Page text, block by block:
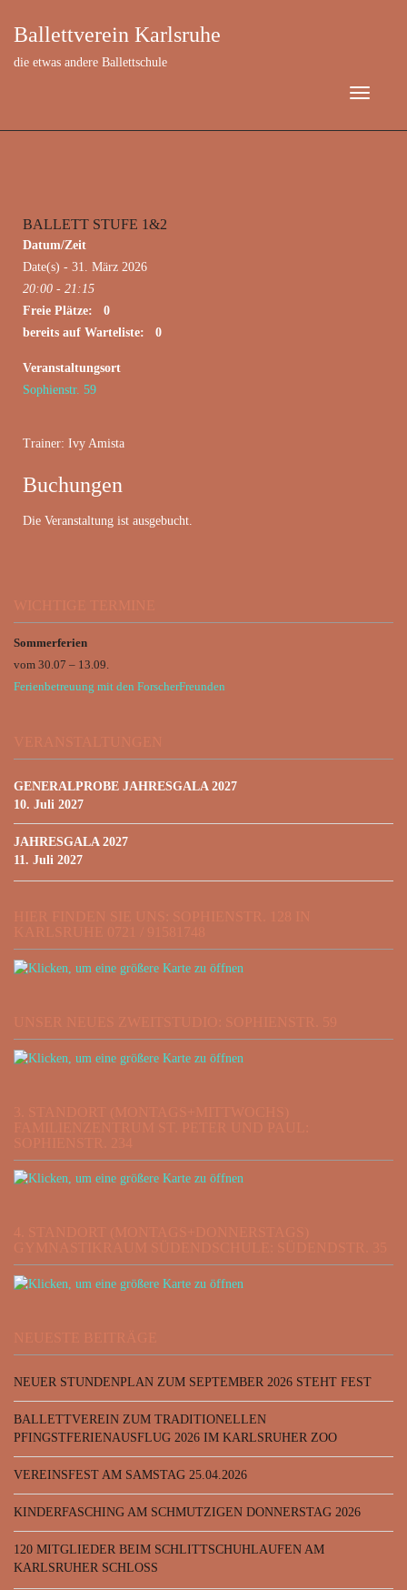
Ballettverein Karlsruhe
die etwas andere Ballettschule
März 31, 2026
BALLETT STUFE 1&2
Datum/Zeit
Date(s) - 31. März 2026
20:00 - 21:15
Freie Plätze: 0
bereits auf Warteliste: 0
Veranstaltungsort
Sophienstr. 59
Trainer: Ivy Amista
Buchungen
Die Veranstaltung ist ausgebucht.
WICHTIGE TERMINE
Sommerferien
vom 30.07 – 13.09.
Ferienbetreuung mit den ForscherFreunden
VERANSTALTUNGEN
GENERALPROBE JAHRESGALA 2027
10. Juli 2027
JAHRESGALA 2027
11. Juli 2027
HIER FINDEN SIE UNS: SOPHIENSTR. 128 IN
KARLSRUHE 0721 / 91581748
UNSER NEUES ZWEITSTUDIO: SOPHIENSTR. 59
3. STANDORT (MONTAGS+MITTWOCHS)
FAMILIENZENTRUM ST. PETER UND PAUL:
SOPHIENSTR. 234
4. STANDORT (MONTAGS+DONNERSTAGS)
GYMNASTIKRAUM SÜDENDSCHULE: SÜDENDSTR. 35
NEUESTE BEITRÄGE
NEUER STUNDENPLAN ZUM SEPTEMBER 2026 STEHT FEST
BALLETTVEREIN ZUM TRADITIONELLEN
PFINGSTFERIENAUSFLUG 2026 IM KARLSRUHER ZOO
VEREINSFEST AM SAMSTAG 25.04.2026
KINDERFASCHING AM SCHMUTZIGEN DONNERSTAG 2026
120 MITGLIEDER BEIM SCHLITTSCHUHLAUFEN AM
KARLSRUHER SCHLOSS